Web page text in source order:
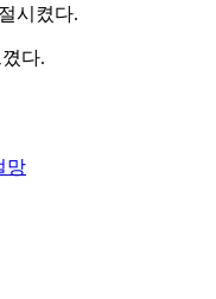
시켰다.
다.
망